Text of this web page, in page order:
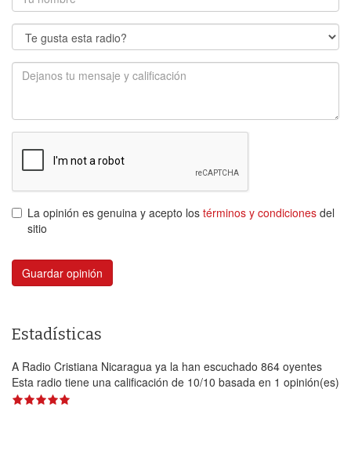
La opinión es genuina y acepto los términos y condiciones del
sitio
Guardar opinión
Estadísticas
A Radio Cristiana Nicaragua ya la han escuchado 864 oyentes
Esta radio tiene una calificación de 10/10 basada en 1 opinión(es)